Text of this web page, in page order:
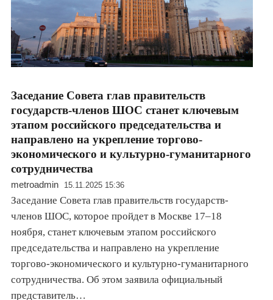
Заседание Совета глав правительств
государств-членов ШОС станет ключевым
этапом российского председательства и
направлено на укрепление торгово-
экономического и культурно-гуманитарного
сотрудничества
metroadmin 15.11.2025 15:36
Заседание Совета глав правительств государств-
членов ШОС, которое пройдет в Москве 17–18
ноября, станет ключевым этапом российского
председательства и направлено на укрепление
торгово-экономического и культурно-гуманитарного
сотрудничества. Об этом заявила официальный
представитель…